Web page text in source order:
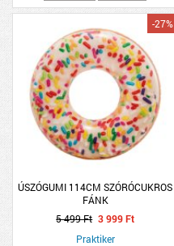
ÚSZÓGUMI 114CM SZÓRÓCUKROS
FÁNK
-27%
5 499 Ft 3 999 Ft
Praktiker